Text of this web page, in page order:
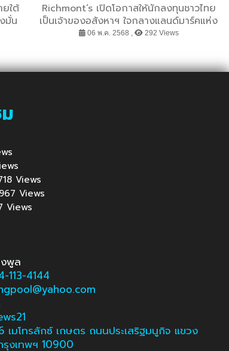
ยใต้
มั่น
Richmont’s เปิดโอกาสให้นักลงทุนชาวไทย
เป็นเจ้าของอสังหาฯ ใจกลางแลนด์มาร์คแห่ง
ใหม่ในกรุงลอนดอน
06 พ.ค. 2568 , 292 Views
Views
Views
Views
พูล
113-4144
เมโทรลักซ์ เกษตร ถนนประเสริฐมนูกิจ แขวง
งเทพฯ 10900